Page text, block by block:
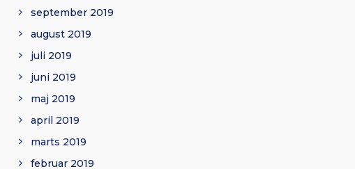
september 2019
august 2019
juli 2019
juni 2019
maj 2019
april 2019
marts 2019
februar 2019